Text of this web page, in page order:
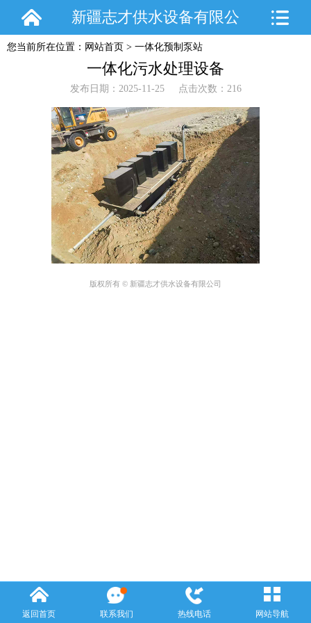
新疆志才供水设备有限公
司
您当前所在位置： 网站首页 > 一体化预制泵站
一体化污水处理设备
发布日期：2025-11-25 点击次数：216
版权所有 © 新疆志才供水设备有限公司
返回首页 联系我们 热线电话 网站导航